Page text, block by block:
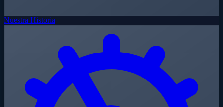
Nuestra Historia